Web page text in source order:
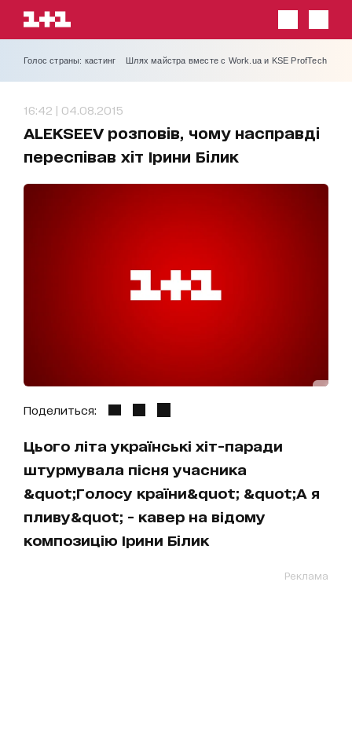
Голос страны: кастинг Шлях майстра вместе с Work.ua и KSE ProfTech
16:42 | 04.08.2015
ALEKSEEV розповів, чому насправді
переспівав хіт Ірини Білик
Поделиться:
Цього літа українські хіт-паради
штурмувала пісня учасника
&quot;Голосу країни&quot; &quot;А я
пливу&quot; - кавер на відому
композицію Ірини Білик
Реклама